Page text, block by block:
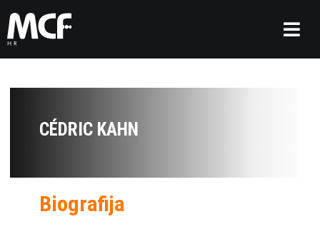
CÉDRIC KAHN
Biografija